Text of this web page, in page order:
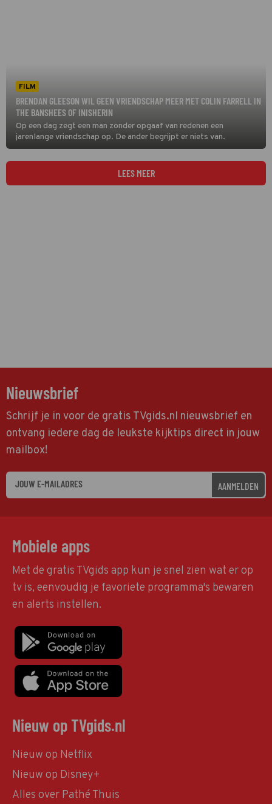
FILM
BRENDAN GLEESON WIL GEEN VRIENDSCHAP MEER MET COLIN FARRELL IN
THE BANSHEES OF INISHERIN
Op een dag zegt een man zonder opgaaf van redenen een
jarenlange vriendschap op. De ander begrijpt er niets van.
LEES MEER
Nieuwsbrief
Schrijf je in voor de gratis TVgids.nl nieuwsbrief en
ontvang iedere dag de leukste kijktips direct in jouw
mailbox!
AANMELDEN
Mobiele apps
Met de gratis TVgids app kun je snel zien wat er op
tv is, eenvoudig je favoriete programma's bewaren
en alerts instellen.
Nieuw op TVgids.nl
Nieuw op Netflix
Nieuw op Disney+
Alles over Pathé Thuis